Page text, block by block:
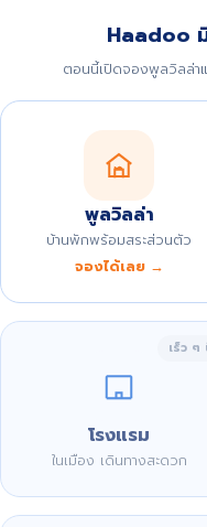
Haadoo
ตอนนี้เปิดจองพูลวิลล่า
พูลวิลล่า
บ้านพักพร้อมสระส่วนตัว
จองได้เลย →
เร็ว ๆ
โรงแรม
ในเมือง เดินทางสะดวก